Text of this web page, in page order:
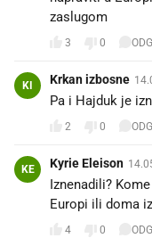
zaslugom
3 0
KI Krkan izbosne
Pa i Hajduk je
2 0
KE Kyrie Eleison
Iznenadili?
Europi ili doma
4 0